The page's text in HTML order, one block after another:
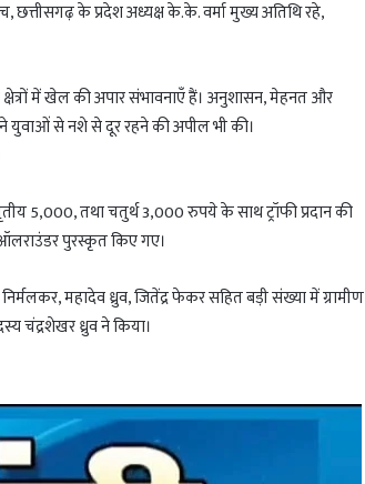
छत्तीसगढ़ के प्रदेश अध्यक्ष के.के. वर्मा मुख्य अतिथि रहे,
में खेल की अपार संभावनाएँ हैं। अनुशासन, मेहनत और
युवाओं से नशे से दूर रहने की अपील भी की।
5,000, तथा चतुर्थ 3,000 रुपये के साथ ट्रॉफी प्रदान की
पुरस्कृत किए गए।
निर्मलकर, महादेव ध्रुव, जितेंद्र फेकर सहित बड़ी संख्या में ग्रामीण
चंद्रशेखर ध्रुव ने किया।